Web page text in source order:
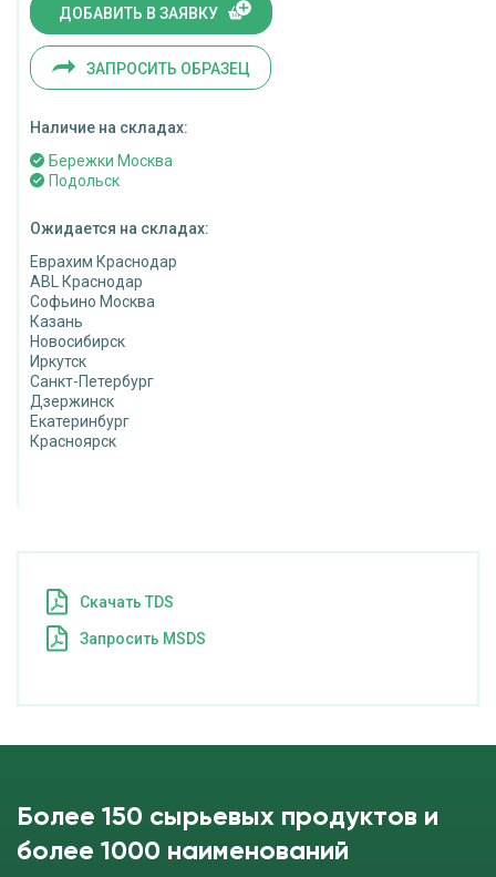
ДОБАВИТЬ В ЗАЯВКУ
ЗАПРОСИТЬ ОБРАЗЕЦ
Наличие на складах:
Бережки Москва
Подольск
Ожидается на складах:
Еврахим Краснодар
ABL Краснодар
Софьино Москва
Казань
Новосибирск
Иркутск
Санкт-Петербург
Дзержинск
Екатеринбург
Красноярск
Cкачать TDS
Запросить MSDS
Более 150 сырьевых продуктов и
более 1000 наименований